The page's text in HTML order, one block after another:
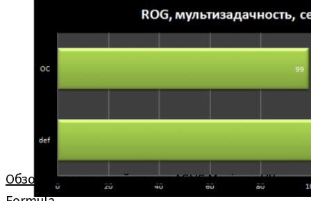
Обзор материнской платы ASUS Maximus VII